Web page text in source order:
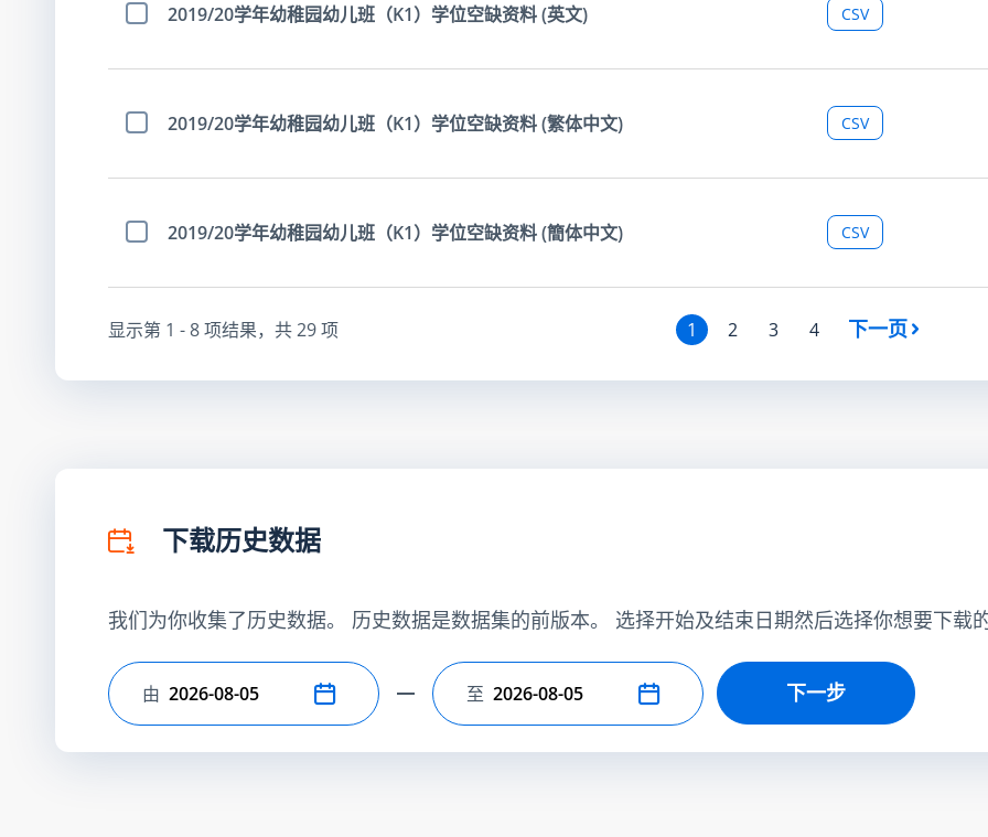
选择项目2019/20学年幼稚园幼儿班（K1）学位空缺资料 (英文) CSV
选择项目2019/20学年幼稚园幼儿班（K1）学位空缺资料 (繁体中文) CSV
选择项目2019/20学年幼稚园幼儿班（K1）学位空缺资料 (簡体中文) CSV
显示第 1 - 8项结果，共29项 1 2 3 4 下一页
下载历史数据
我们为你收集了历史数据。 历史数据是数据集的前版本。 选择开始及结束日期然后选择你想要下载
选择开始日期
由 选择结束日期
至 下一步